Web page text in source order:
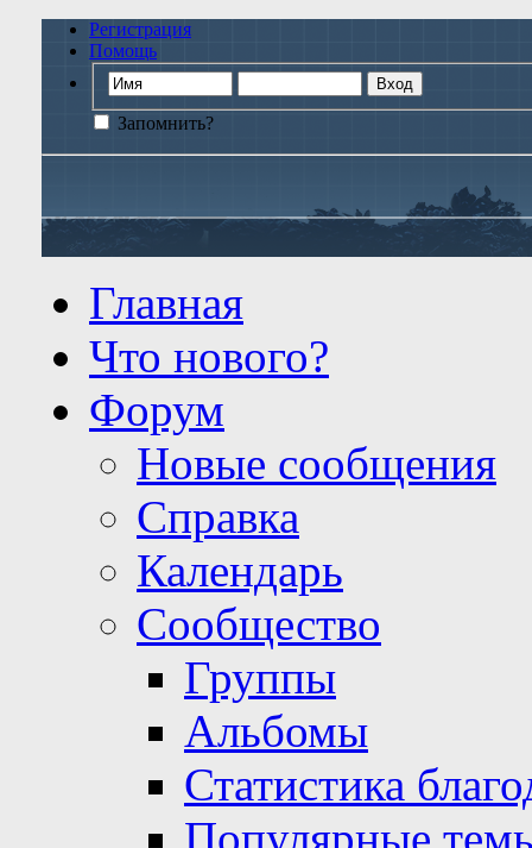
Регистрация
Помощь
Запомнить?
Главная
Что нового?
Форум
Новые сообщения
Справка
Календарь
Сообщество
Группы
Альбомы
Статистика